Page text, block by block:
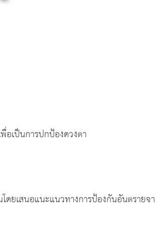
อเป็นการปกป้องดวงตา
สนอแนะแนวทางการป้องกันอันตรายจ
สม